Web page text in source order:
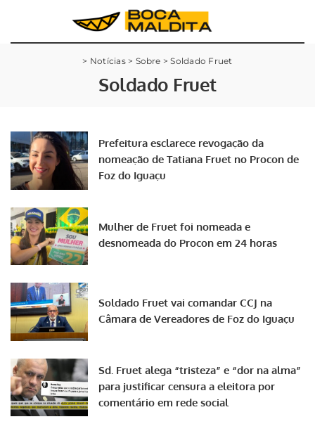
> Notícias> Sobre >Soldado Fruet
Soldado Fruet
Prefeitura esclarece revogação da
nomeação de Tatiana Fruet no Procon de
Foz do Iguaçu
Mulher de Fruet foi nomeada e
desnomeada do Procon em 24 horas
Soldado Fruet vai comandar CCJ na
Câmara de Vereadores de Foz do Iguaçu
Sd. Fruet alega “tristeza” e “dor na alma”
para justificar censura a eleitora por
comentário em rede social